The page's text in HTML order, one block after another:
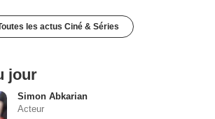
les actus Ciné & Séries
jour
Simon Abkarian
Acteur